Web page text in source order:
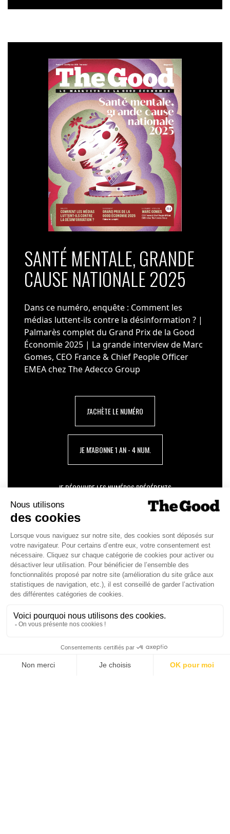
SANTÉ MENTALE, GRANDE
CAUSE NATIONALE 2025
Dans ce numéro, enquête : Comment les
médias luttent-ils contre la désinformation ? |
Palmarès complet du Grand Prix de la Good
Économie 2025 | La grande interview de Marc
Gomes, CEO France & Chief People Officer
EMEA chez The Adecco Group
J'ACHÈTE LE NUMÉRO
JE M'ABONNE 1 AN - 4 NUM.
JE DÉCOUVRE LES NUMÉROS PRÉCÉDENTS
Je suis déjà abonné(e) :
version digitale
SUIVEZ-NOUS